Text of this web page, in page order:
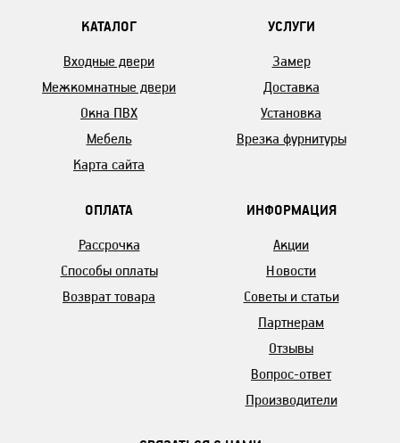
КАТАЛОГ
Входные двери
Межкомнатные двери
Окна ПВХ
Мебель
Карта сайта
УСЛУГИ
Замер
Доставка
Установка
Врезка фурнитуры
ОПЛАТА
Рассрочка
Способы оплаты
Возврат товара
ИНФОРМАЦИЯ
Акции
Новости
Советы и статьи
Партнерам
Отзывы
Вопрос-ответ
Производители